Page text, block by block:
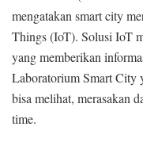
mengatakan smart city
Things (IoT). Solusi IoT
yang memberikan
Laboratorium Smart City
bisa melihat, merasakan
time.